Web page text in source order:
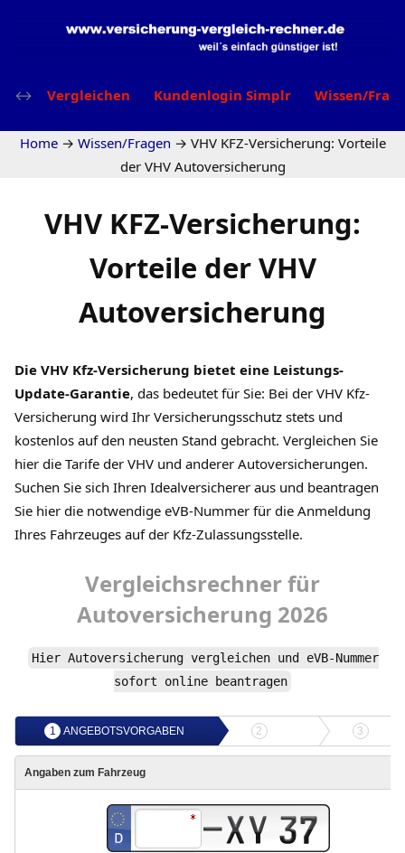
Vergleichen Kundenlogin Simplr Wissen/
Home → Wissen/Fragen → VHV KFZ-Versicherung: Vorteile
der VHV Autoversicherung
VHV KFZ-Versicherung:
Vorteile der VHV
Autoversicherung
Die VHV Kfz-Versicherung bietet eine Leistungs-
Update-Garantie, das bedeutet für Sie: Bei der VHV Kfz-
Versicherung wird Ihr Versicherungsschutz stets und
kostenlos auf den neusten Stand gebracht. Vergleichen Sie
hier die Tarife der VHV und anderer Autoversicherungen.
Suchen Sie sich Ihren Idealversicherer aus und beantragen
Sie hier die notwendige eVB-Nummer für die Anmeldung
Ihres Fahrzeuges auf der Kfz-Zulassungsstelle.
Vergleichsrechnerfür
Autoversicherung 2026
Hier Autoversicherungvergleichen und eVB-Nummer
sofort online beantragen